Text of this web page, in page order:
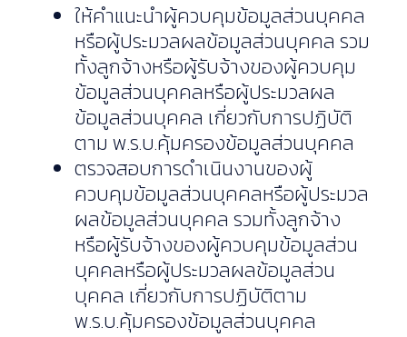
ให้คำแนะนำผู้ควบคุมข้อมูลส่วนบุคคล
หรือผู้ประมวลผลข้อมูลส่วนบุคคล รวม
ทั้งลูกจ้างหรือผู้รับจ้างของผู้ควบคุม
ข้อมูลส่วนบุคคลหรือผู้ประมวลผล
ข้อมูลส่วนบุคคล เกี่ยวกับการปฏิบัติ
ตาม พ.ร.บ.คุ้มครองข้อมูลส่วนบุคคล
ตรวจสอบการดำเนินงานของผู้
ควบคุมข้อมูลส่วนบุคคลหรือผู้ประมวล
ผลข้อมูลส่วนบุคคล รวมทั้งลูกจ้าง
หรือผู้รับจ้างของผู้ควบคุมข้อมูลส่วน
บุคคลหรือผู้ประมวลผลข้อมูลส่วน
บุคคล เกี่ยวกับการปฏิบัติตาม
พ.ร.บ.คุ้มครองข้อมูลส่วนบุคคล